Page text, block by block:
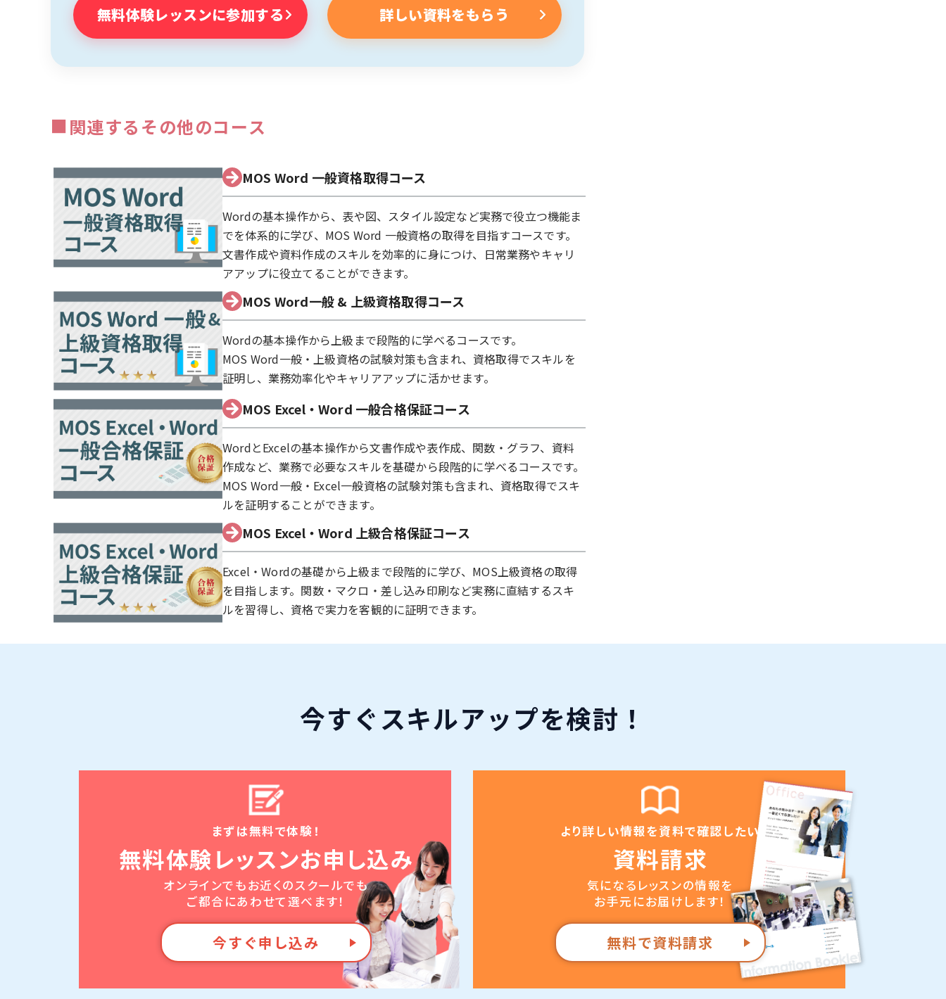
無料体験レッスンに参加する 詳しい資料をもらう
■関連するその他のコース
MOS Word 一般資格取得コース
Wordの基本操作から、表や図、スタイル設定など実務で役立つ機能ま
でを体系的に学び、MOS Word 一般資格の取得を目指すコースです。
文書作成や資料作成のスキルを効率的に身につけ、日常業務やキャリ
アアップに役立てることができます。
MOS Word一般 & 上級資格取得コース
Wordの基本操作から上級まで段階的に学べるコースです。
MOS Word一般・上級資格の試験対策も含まれ、資格取得でスキルを
証明し、業務効率化やキャリアアップに活かせます。
MOS Excel・Word 一般合格保証コース
WordとExcelの基本操作から文書作成や表作成、関数・グラフ、資料
作成など、業務で必要なスキルを基礎から段階的に学べるコースです。
MOS Word一般・Excel一般資格の試験対策も含まれ、資格取得でスキ
ルを証明することができます。
MOS Excel・Word 上級合格保証コース
Excel・Wordの基礎から上級まで段階的に学び、MOS上級資格の取得
を目指します。関数・マクロ・差し込み印刷など実務に直結するスキ
ルを習得し、資格で実力を客観的に証明できます。
今すぐスキルアップを検討！
まずは無料で体験！
無料体験レッスンお申し込み
オンラインでもお近くのスクールでも
ご都合にあわせて選べます！
今すぐ申し込み
より詳しい情報を資料で確認したい
資料請求
気になるレッスンの情報を
お手元にお届けします！
無料で資料請求